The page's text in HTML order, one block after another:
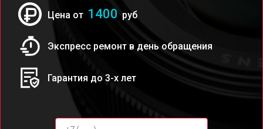
Цена от 1400 руб
Экспресс ремонт в день обращения
Гарантия до 3-х лет